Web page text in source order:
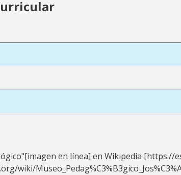
en línea] en Wikipedia
wiki/